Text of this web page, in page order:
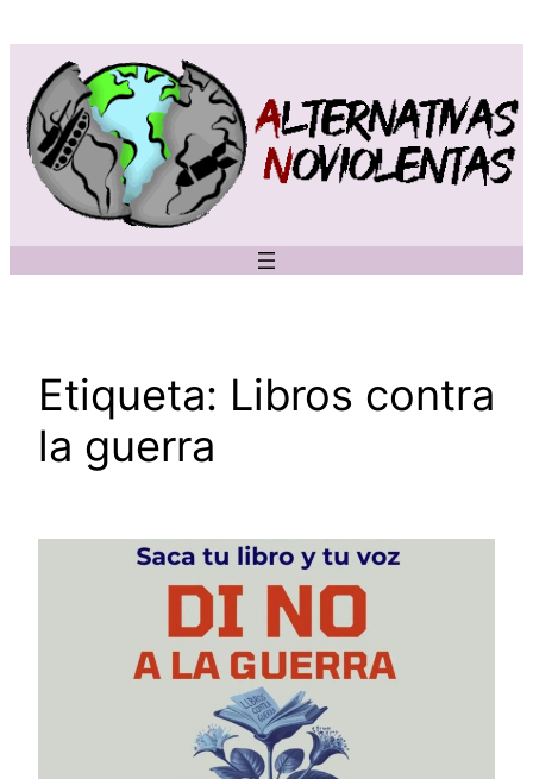
contenido
Etiqueta: Libros contra
la guerra